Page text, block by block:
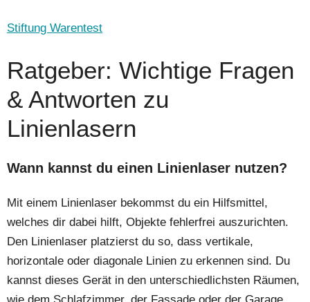
Stiftung Warentest
Ratgeber: Wichtige Fragen
& Antworten zu
Linienlasern
Wann kannst du einen Linienlaser nutzen?
Mit einem Linienlaser bekommst du ein Hilfsmittel,
welches dir dabei hilft, Objekte fehlerfrei auszurichten.
Den Linienlaser platzierst du so, dass vertikale,
horizontale oder diagonale Linien zu erkennen sind. Du
kannst dieses Gerät in den unterschiedlichsten Räumen,